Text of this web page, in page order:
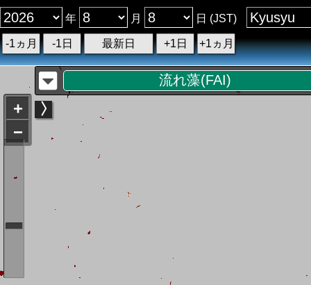
年 月 日 (JST)
-1ヵ月 -1日 最新日 +1日 +1ヵ月
流れ藻(FAI)
+
−